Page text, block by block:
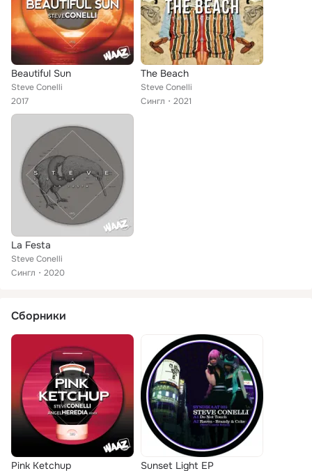
Beautiful Sun
Steve Conelli
2017
The Beach
Steve Conelli
Сингл
2021
La Festa
Steve Conelli
Сингл
2020
Сборники
Pink Ketchup Sunset Light EP